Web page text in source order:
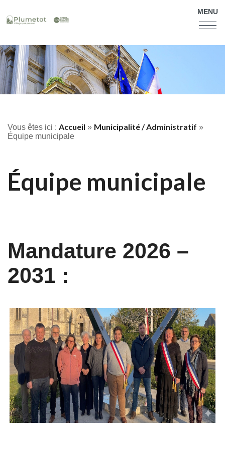
MENU
Vous êtes ici : Accueil » Municipalité / Administratif »
Équipe municipale
Équipe municipale
Mandature 2026 –
2031 :